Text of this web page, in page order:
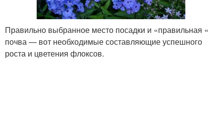
Правильно выбранное место посадки и «правильная «
почва — вот необходимые составляющие успешного
роста и цветения флоксов.